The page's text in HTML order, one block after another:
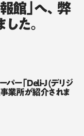
館」へ、弊
た。
パー「Deli-J (デリジ
事業所が紹介されま